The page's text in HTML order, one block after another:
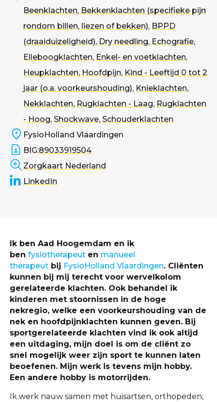
Beenklachten, Bekkenklachten (specifieke pijn
rondom billen, liezen of bekken), BPPD
(draaiduizeligheid), Dry needling, Echografie,
Elleboogklachten, Enkel- en voetklachten,
Heupklachten, Hoofdpijn, Kind - Leeftijd 0 tot 2
jaar (o.a. voorkeurshouding), Knieklachten,
Nekklachten, Rugklachten - Laag, Rugklachten
- Hoog, Shockwave, Schouderklachten
FysioHolland Vlaardingen
BIG:89033919504
Zorgkaart Nederland
LinkedIn
Ik ben Aad Hoogemdam en ik
ben fysiotherapeut en manueel
therapeut bij FysioHolland Vlaardingen. Cliënten
kunnen bij mij terecht voor wervelkolom
gerelateerde klachten. Ook behandel ik
kinderen met stoornissen in de hoge
nekregio, welke een voorkeurshouding van de
nek en hoofdpijnklachten kunnen geven. Bij
sportgerelateerde klachten vind ik ook altijd
een uitdaging, mijn doel is om de cliënt zo
snel mogelijk weer zijn sport te kunnen laten
beoefenen. Mijn werk is tevens mijn hobby.
Een andere hobby is motorrijden.
Ik werk nauw samen met huisartsen, orthopeden,